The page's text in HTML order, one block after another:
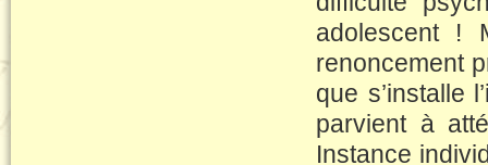
adolescent !
renoncement
que s’installe
parvient à
Instance